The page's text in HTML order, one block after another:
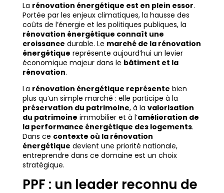
La rénovation énergétique est en plein essor.
Portée par les enjeux climatiques, la hausse des
coûts de l’énergie et les politiques publiques, la
rénovation énergétique connaît une
croissance durable. Le marché de la rénovation
énergétique représente aujourd’hui un levier
économique majeur dans le bâtiment et la
rénovation.
La rénovation énergétique représente bien
plus qu’un simple marché : elle participe à la
préservation du patrimoine, à la valorisation
du patrimoine immobilier et à l’amélioration de
la performance énergétique des logements.
Dans ce contexte où la rénovation
énergétique devient une priorité nationale,
entreprendre dans ce domaine est un choix
stratégique.
PPF : un leader reconnu de